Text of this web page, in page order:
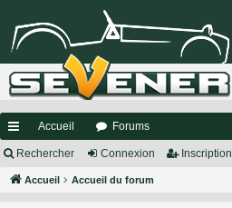
ac
co
Accueil Forums
Rechercher Connexion Inscription
Accueil Accueil du forum